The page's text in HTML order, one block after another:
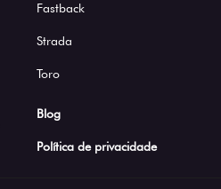
Fastback
Strada
Toro
Blog
Política de privacidade